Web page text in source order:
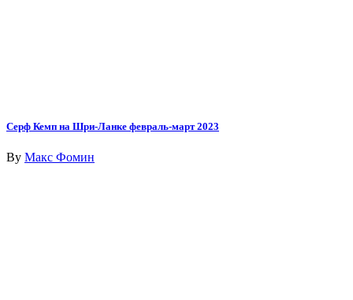
Серф Кемп на Шри-Ланке февраль-март 2023
By Макс Фомин